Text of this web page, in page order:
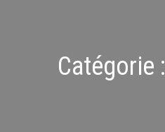
Catégorie :